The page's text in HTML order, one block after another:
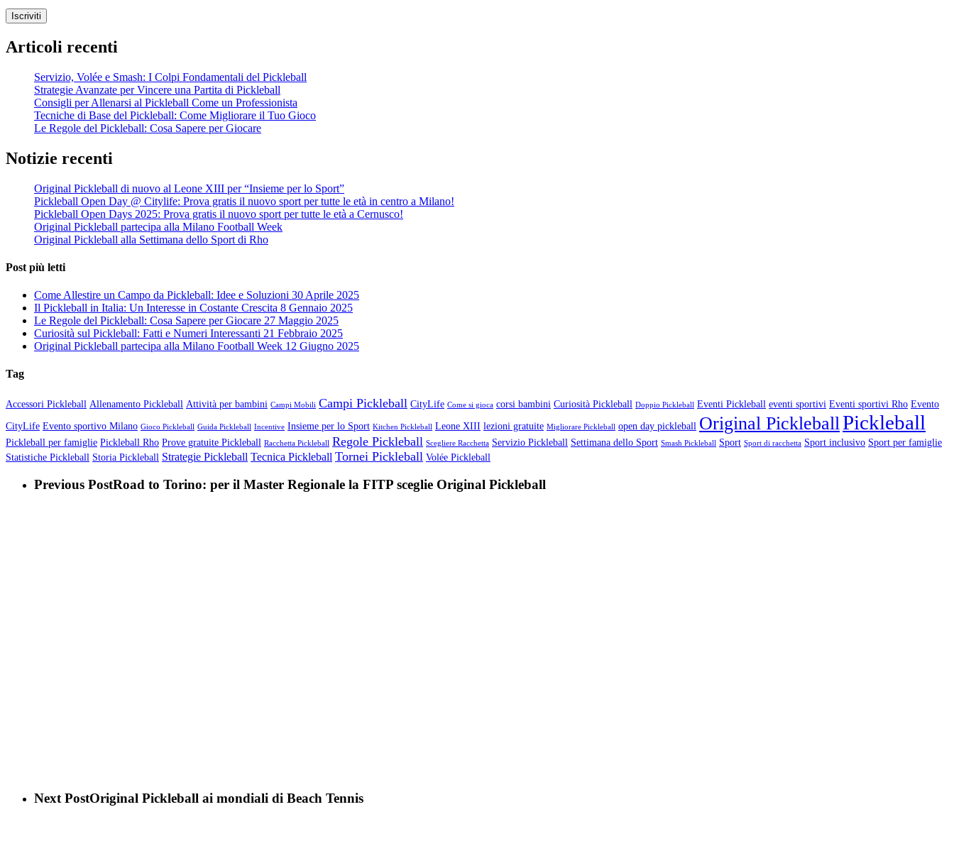
Iscriviti
Articoli recenti
Servizio, Volée e Smash: I Colpi Fondamentali del Pickleball
Strategie Avanzate per Vincere una Partita di Pickleball
Consigli per Allenarsi al Pickleball Come un Professionista
Tecniche di Base del Pickleball: Come Migliorare il Tuo Gioco
Le Regole del Pickleball: Cosa Sapere per Giocare
Notizie recenti
Original Pickleball di nuovo al Leone XIII per “Insieme per lo Sport”
Pickleball Open Day @ Citylife: Prova gratis il nuovo sport per tutte le età in centro a Milano!
Pickleball Open Days 2025: Prova gratis il nuovo sport per tutte le età a Cernusco!
Original Pickleball partecipa alla Milano Football Week
Original Pickleball alla Settimana dello Sport di Rho
Post più letti
Come Allestire un Campo da Pickleball: Idee e Soluzioni 30 Aprile 2025
Il Pickleball in Italia: Un Interesse in Costante Crescita 8 Gennaio 2025
Le Regole del Pickleball: Cosa Sapere per Giocare 27 Maggio 2025
Curiosità sul Pickleball: Fatti e Numeri Interessanti 21 Febbraio 2025
Original Pickleball partecipa alla Milano Football Week 12 Giugno 2025
Tag
Accessori Pickleball Allenamento Pickleball Attività per bambini Campi Mobili Campi Pickleball CityLife Come si gioca corsi bambini Curiosità Pickleball Doppio Pickleball Eventi Pickleball eventi sportivi Eventi sportivi Rho Evento
CityLife Evento sportivo Milano Gioco Pickleball Guida Pickleball Incentive Insieme per lo Sport Kitchen Pickleball Leone XIII lezioni gratuite Migliorare Pickleball open day pickleball Original Pickleball Pickleball
Pickleball per famiglie Pickleball Rho Prove gratuite Pickleball Racchetta Pickleball Regole Pickleball Scegliere Racchetta Servizio Pickleball Settimana dello Sport Smash Pickleball Sport Sport di racchetta Sport inclusivo Sport per famiglie
Statistiche Pickleball Storia Pickleball Strategie Pickleball Tecnica Pickleball Tornei Pickleball Volée Pickleball
Previous PostRoad to Torino: per il Master Regionale la FITP sceglie Original Pickleball
Next PostOriginal Pickleball ai mondiali di Beach Tennis